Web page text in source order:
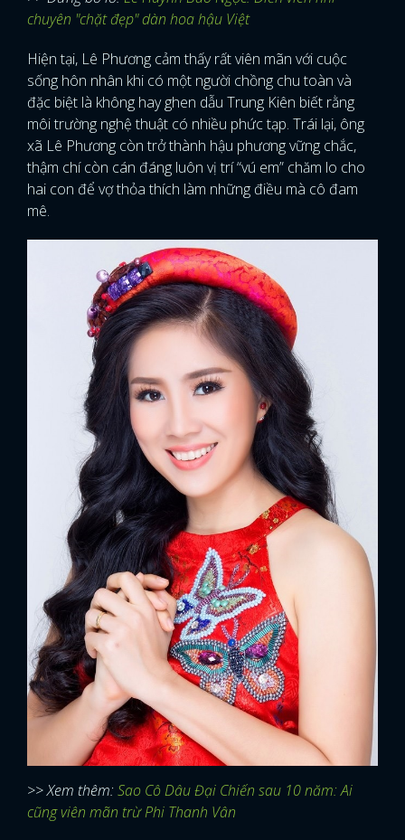
chuyên "chặt đẹp" dàn hoa hậu Việt
Hiện tại, Lê Phương cảm thấy rất viên mãn với cuộc
sống hôn nhân khi có một người chồng chu toàn và
đặc biệt là không hay ghen dẫu Trung Kiên biết rằng
môi trường nghệ thuật có nhiều phức tạp. Trái lại, ông
xã Lê Phương còn trở thành hậu phương vững chắc,
thậm chí còn cán đáng luôn vị trí “vú em” chăm lo cho
hai con để vợ thỏa thích làm những điều mà cô đam
mê.
>> Xem thêm:Sao Cô Dâu Đại Chiến sau 10 năm: Ai
cũng viên mãn trừ Phi Thanh Vân